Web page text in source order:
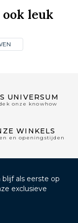
leuk
UNIVERSUM
onze knowhow
WINKELS
en openingstijden
als eerste op
exclusieve